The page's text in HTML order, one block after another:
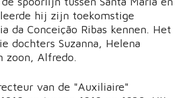
hij zijn toekomstige
da Conceição Ribas kennen. Het
dochters Suzanna, Helena
zoon, Alfredo.
van de "Auxiliaire"